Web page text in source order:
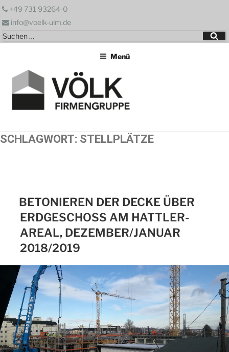
Zum
springen
+49 731 93264-0
info@voelk-ulm.de
Suchen
nach:
Menü
SCHLAGWORT: STELLPLÄTZE
BETONIEREN DER DECKE ÜBER
ERDGESCHOSS AM HATTLER-
AREAL, DEZEMBER/JANUAR
2018/2019